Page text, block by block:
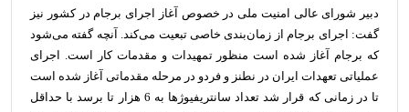
دبیر شورای عالی امنیت ملی در خصوص آغاز اجرای برجام در کشور نیز
گفت: اجرای برجام از زمان‌بندی خاصی تبعیت می‌کند. آنچه گفته می‌شود
که برجام آغاز شده است منظور تمهیدات و مقدمات کار است. اجرای
عملیاتی تعهدات ایران در نطنز و فردو در مرحله مقدماتی آغاز شده است
تا در زمانی که قرار شد تعداد سانتریفیوژها به 6 هزار تا برسد با حداقل